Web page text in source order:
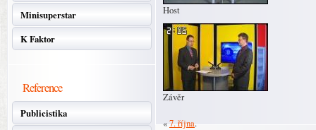
Minisuperstar
K Faktor
Reference
Publicistika
Host
Závěr
«7. října.